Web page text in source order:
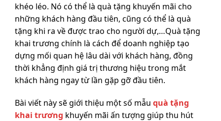
khéo léo. Nó có thể là quà tặng khuyến mãi cho
những khách hàng đầu tiên, cũng có thể là quà
tặng khi ra về được trao cho người dự,…Quà tặng
khai trương chính là cách để doanh nghiệp tạo
dựng mối quan hệ lâu dài với khách hàng, đồng
thời khẳng định giá trị thương hiệu trong mắt
khách hàng ngay từ lần gặp gỡ đầu tiên.
Bài viết này sẽ giới thiệu một số mẫu quà tặng
khai trương khuyến mãi ấn tượng giúp thu hút